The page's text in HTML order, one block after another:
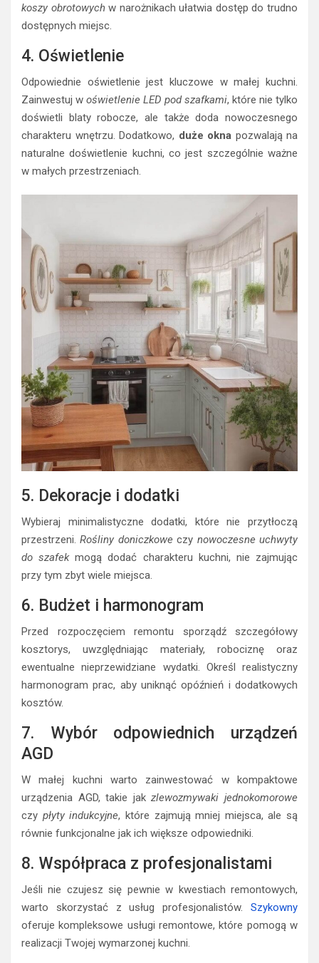
koszy obrotowychw narożnikach ułatwia dostęp do trudno
dostępnych miejsc.
4. Oświetlenie
Odpowiednie oświetlenie jest kluczowe w małej kuchni.
Zainwestuj w oświetlenie LED pod szafkami, które nie tylko
doświetli blaty robocze, ale także doda nowoczesnego
charakteru wnętrzu. Dodatkowo, duże okna pozwalają na
naturalne doświetlenie kuchni, co jest szczególnie ważne
w małych przestrzeniach.
5. Dekoracje i dodatki
Wybieraj minimalistyczne dodatki, które nie przytłoczą
przestrzeni.Rośliny doniczkowe czy nowoczesne uchwyty
do szafekmogą dodać charakteru kuchni, nie zajmując
przy tym zbyt wiele miejsca.
6. Budżet i harmonogram
Przed rozpoczęciem remontu sporządź szczegółowy
kosztorys, uwzględniając materiały, robociznę oraz
ewentualne nieprzewidziane wydatki. Określ realistyczny
harmonogram prac, aby uniknąć opóźnień i dodatkowych
kosztów.
7. Wybór odpowiednich urządzeń
AGD
W małej kuchni warto zainwestować w kompaktowe
urządzenia AGD, takie jakzlewozmywaki jednokomorowe
czy płyty indukcyjne, które zajmują mniej miejsca, ale są
równie funkcjonalne jak ich większe odpowiedniki.
8. Współpraca z profesjonalistami
Jeśli nie czujesz się pewnie w kwestiach remontowych,
warto skorzystać z usług profesjonalistów. Szykowny
oferuje kompleksowe usługi remontowe, które pomogą w
realizacji Twojej wymarzonej kuchni.